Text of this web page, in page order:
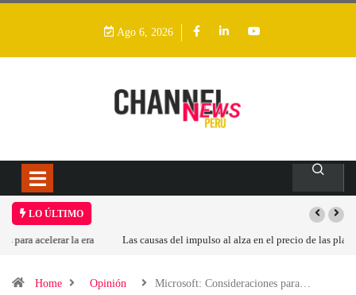
Ago 6, 2026
LO ÚLTIMO
Las causas del impulso al alza en el precio de las placas base
Home Opinión Microsoft: Consideraciones para…